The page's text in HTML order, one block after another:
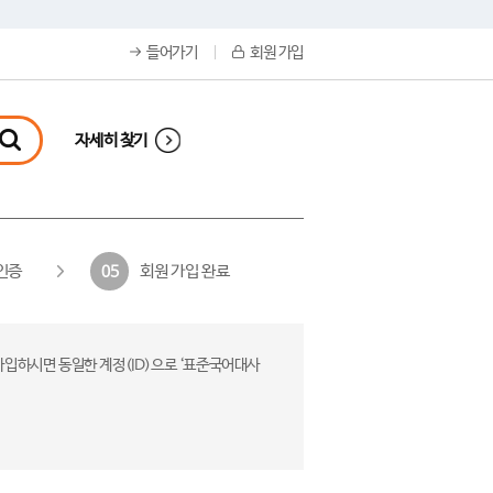
들어가기 회원 가입
자세히 찾기
증 05 회원 가입 완료
하시면 동일한 계정(ID)으로 ‘표준국어대사